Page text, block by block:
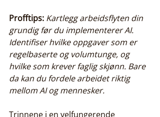
Profftips: Kartlegg arbeidsflyten din
grundig før du implementerer AI.
Identifiser hvilke oppgaver som er
regelbaserte og volumtunge, og
hvilke som krever faglig skjønn. Bare
da kan du fordele arbeidet riktig
mellom AI og mennesker.
Trinnene i en velfungerende